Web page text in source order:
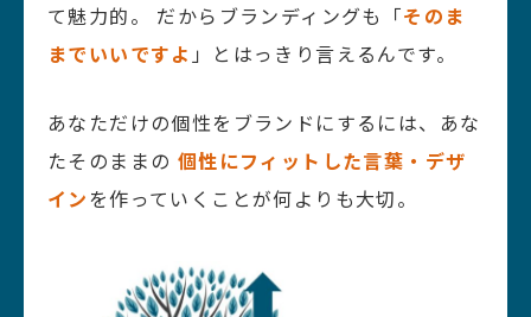
て魅力的。
だからブランディングも「そのま
までいいですよ 」とはっきり言えるんです。
あなただけの個性をブランドにするには、あな
たそのままの 個性にフィットした言葉・デザ
インを作っていくことが何よりも大切。